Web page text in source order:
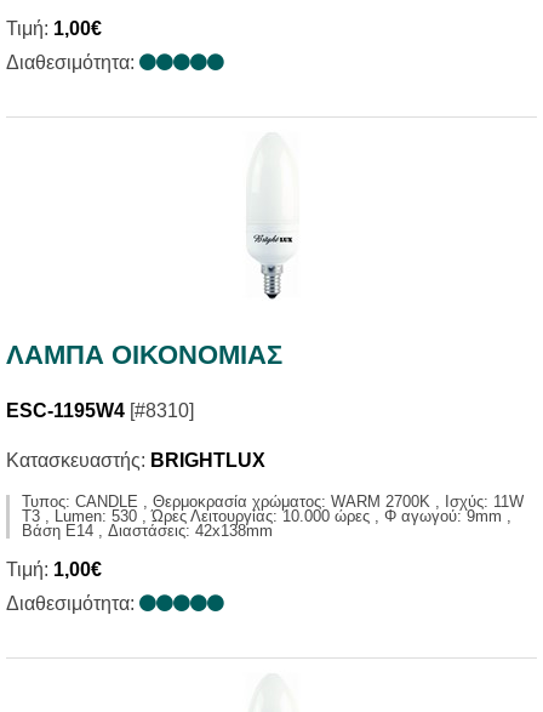
Τιμή: 1,00€
Διαθεσιμότητα:
ΛΑΜΠΑ ΟΙΚΟΝΟΜΙΑΣ
ESC-1195W4 [#8310]
Κατασκευαστής: BRIGHTLUX
Τυπος: CANDLE , Θερμοκρασία χρώματος: WARM 2700K , Ισχύς: 11W
T3 , Lumen: 530 , Ώρες Λειτουργίας: 10.000 ώρες , Φ αγωγού: 9mm ,
Βάση E14 , Διαστάσεις: 42x138mm
Τιμή: 1,00€
Διαθεσιμότητα: